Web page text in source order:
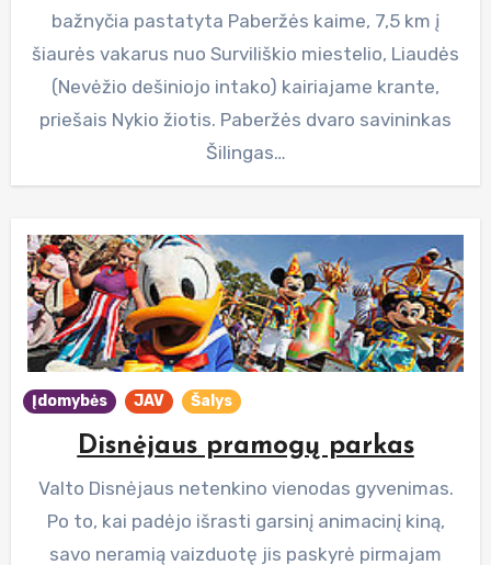
bažnyčia pastatyta Paberžės kaime, 7,5 km į
šiaurės vakarus nuo Surviliškio miestelio, Liaudės
(Nevėžio dešiniojo intako) kairiajame krante,
priešais Nykio žiotis. Paberžės dvaro savininkas
Šilingas…
Įdomybės JAV Šalys
Disnėjaus pramogų parkas
Valto Disnėjaus netenkino vienodas gyvenimas.
Po to, kai padėjo išrasti garsinį animacinį kiną,
savo neramią vaizduotę jis paskyrė pirmajam